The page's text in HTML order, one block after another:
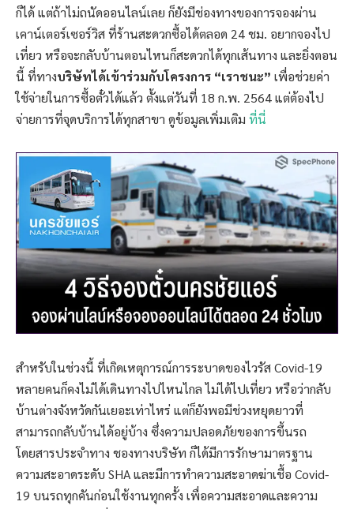
ก็ได้ แต่ถ้าไม่ถนัดออนไลน์เลย ก็ยังมีช่องทางของการจองผ่าน
เคาน์เตอร์เซอร์วิส ที่ร้านสะดวกซื้อได้ตลอด 24 ชม. อยากจองไป
เที่ยว หรือจะกลับบ้านตอนไหนก็สะดวกได้ทุกเส้นทาง และยิ่งตอน
นี้ ที่ทางบริษัทได้เข้าร่วมกับโครงการ “เราชนะ” เพื่อช่วยค่า
ใช้จ่ายในการซื้อตั๋วได้แล้ว ตั้งแต่วันที่ 18 ก.พ. 2564 แต่ต้องไป
จ่ายการที่จุดบริการได้ทุกสาขา ดูข้อมูลเพิ่มเติม ที่นี่
สำหรับในช่วงนี้ ที่เกิดเหตุการณ์การระบาดของไวรัส Covid-19
หลายคนก็คงไม่ได้เดินทางไปไหนไกล ไม่ได้ไปเที่ยว หรือว่ากลับ
บ้านต่างจังหวัดกันเยอะเท่าไหร่ แต่ก็ยังพอมีช่วงหยุดยาวที่
สามารถกลับบ้านได้อยู่บ้าง ซึ่งความปลอดภัยของการขึ้นรถ
โดยสารประจำทาง ชองทางบริษัท ก็ได้มีการรักษามาตรฐาน
ความสะอาดระดับ SHA และมีการทำความสะอาดฆ่าเชื้อ Covid-
19 บนรถทุกคันก่อนใช้งานทุกครั้ง เพื่อความสะอาดและความ